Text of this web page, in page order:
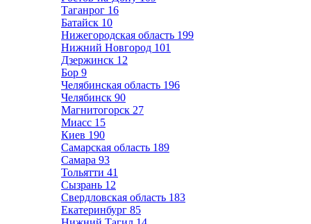
Таганрог 16
Батайск 10
Нижегородская область 199
Нижний Новгород 101
Дзержинск 12
Бор 9
Челябинская область 196
Челябинск 90
Магнитогорск 27
Миасс 15
Киев 190
Самарская область 189
Самара 93
Тольятти 41
Сызрань 12
Свердловская область 183
Екатеринбург 85